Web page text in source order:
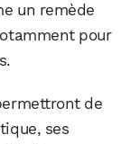
un remède
pour
de
ses